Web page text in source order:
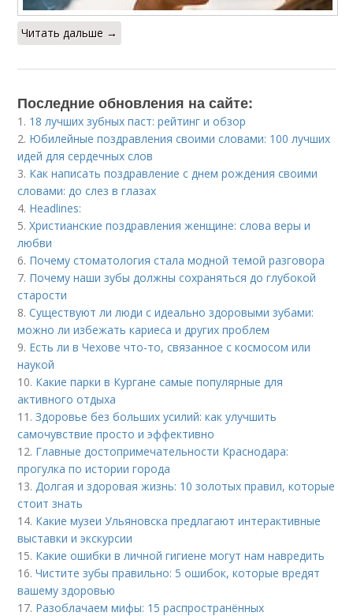
Читать дальше →
Последние обновления на сайте:
1. 18 лучших зубных паст: рейтинг и обзор
2. Юбилейные поздравления своими словами: 100 лучших
идей для сердечных слов
3. Как написать поздравление с днем рождения своими
словами: до слез в глазах
4. Headlines:
5.Христианские поздравления женщине: слова веры и
любви
6. Почему стоматология стала модной темой разговора
7. Почему наши зубы должны сохраняться до глубокой
старости
8.Существуют ли люди с идеально здоровыми зубами:
можно ли избежать кариеса и других проблем
9. Есть ли в Чехове что-то, связанное с космосом или
наукой
10. Какие парки в Кургане самые популярные для
активного отдыха
11.Здоровье без больших усилий: как улучшить
самочувствие просто и эффективно
12. Главные достопримечательности Краснодара:
прогулка по истории города
13. Долгая и здоровая жизнь: 10 золотых правил, которые
стоит знать
14. Какие музеи Ульяновска предлагают интерактивные
выставки и экскурсии
15. Какие ошибки в личной гигиене могут нам навредить
16.Чистите зубы правильно: 5 ошибок, которые вредят
вашему здоровью
17. Разоблачаем мифы: 15 распространённых